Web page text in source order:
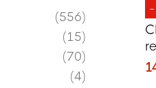
556
15
70
4